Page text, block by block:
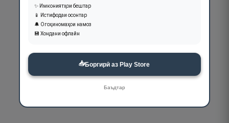
✨ Имкониятҳои бештар
📱 Истифодаи осонтар
🔔 Огоҳиномаҳои намоз
💾 Хондани офлайн
📥Боргирӣ аз Play Store
Баъдтар